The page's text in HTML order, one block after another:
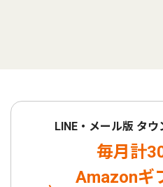
LINE・メール版 タ
毎月計
Amazonギ